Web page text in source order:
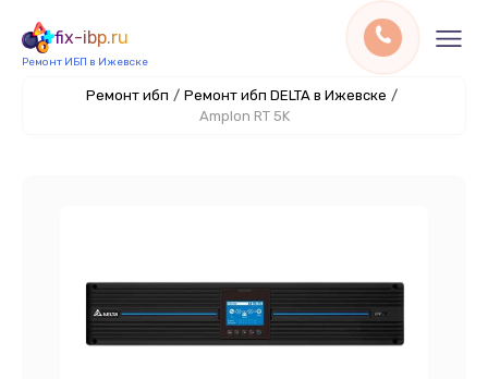
fix-ibp.ru
Ремонт ИБП в Ижевске
Ремонт ибп / Ремонт ибп DELTA в Ижевске /
Amplon RT 5K